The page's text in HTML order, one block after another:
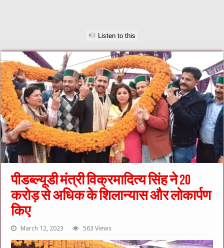
Listen to this
पीडब्ल्यूडी मंत्री विक्रमादित्य सिंह ने 20
करोड़ से अधिक के शिलान्यास और लोकार्पण
किए
March 12, 2023 563 Views